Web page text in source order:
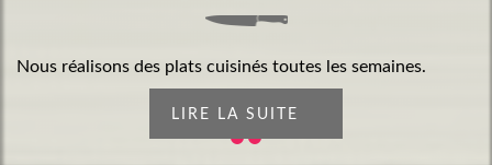
Nous réalisons des plats cuisinés toutes les semaines.
LIRE LA SUITE